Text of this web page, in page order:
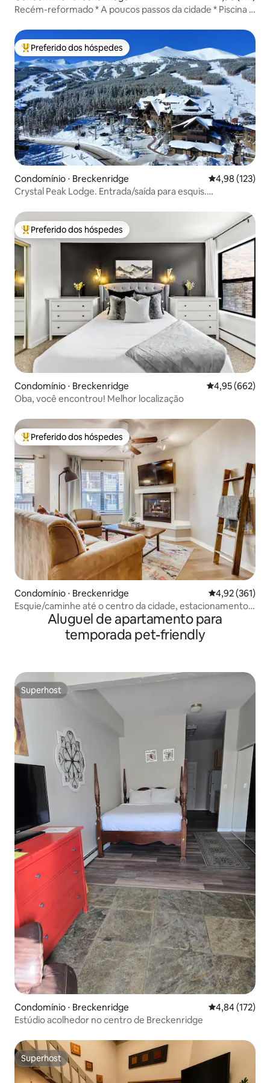
Recém-reformado * A poucos passos da cidade * Piscina e
Entre os melhores preferidos dos hóspedes
Preferido dos hóspedes
Condomínio ⋅ Breckenridge 4,98 de uma
4,98 (123)
Crystal Peak Lodge. Entrada/saída para esquis.
Entre os melhores preferidos dos hóspedes
Preferido dos hóspedes
Condomínio ⋅ Breckenridge 4,95 de uma
4,95 (662)
Oba, você encontrou! Melhor localização
Entre os melhores preferidos dos hóspedes
Preferido dos hóspedes
Condomínio ⋅ Breckenridge 4,92 de uma
4,92 (361)
Esquie/caminhe até o centro da cidade, estacionamento,
comodidades!Aluguel de apartamento para
temporada pet-friendly
Superhost
Superhost
Condomínio ⋅ Breckenridge 4,84 de uma
4,84 (172)
Estúdio acolhedor no centro de Breckenridge
Superhost
Superhost